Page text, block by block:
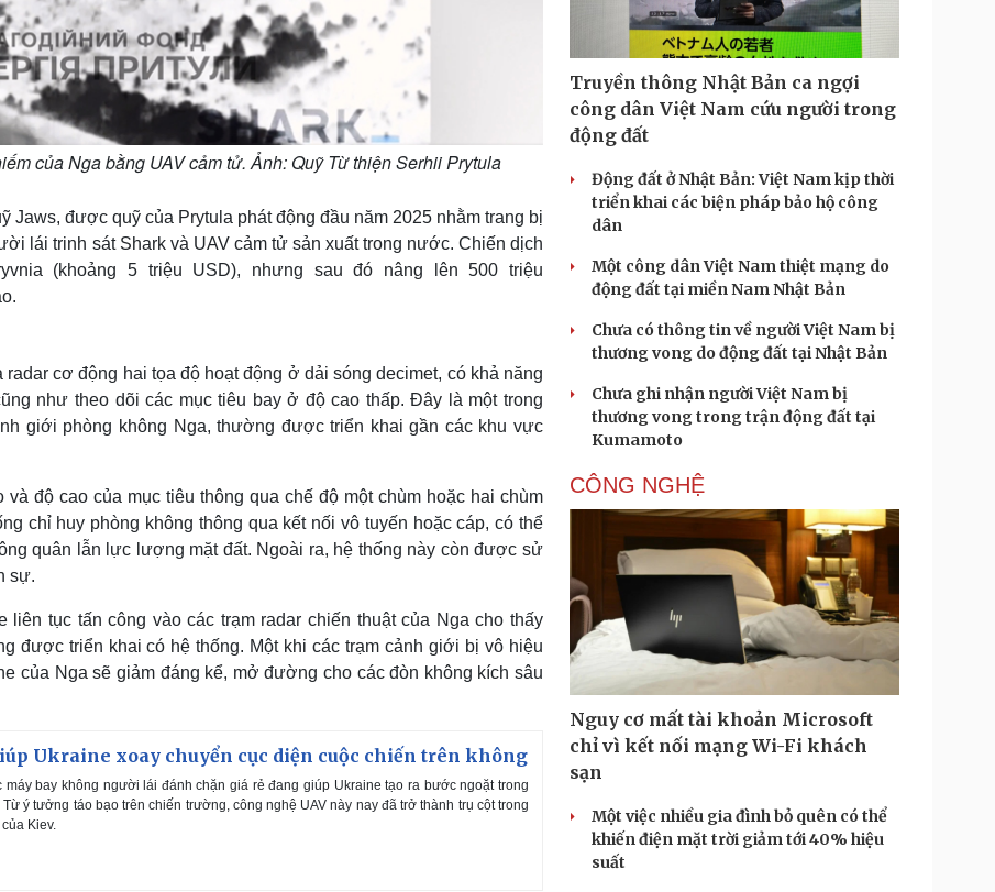
của Nga bằng UAV cảm tử. Ảnh: Quỹ Từ thiện Serhii Prytula
Jaws, được quỹ của Prytula phát động đầu năm 2025 nhằm trang bị
lái trinh sát Shark và UAV cảm tử sản xuất trong nước. Chiến dịch
(khoảng 5 triệu USD), nhưng sau đó nâng lên 500 triệu
cơ động hai tọa độ hoạt động ở dải sóng decimet, có khả năng
như theo dõi các mục tiêu bay ở độ cao thấp. Đây là một trong
giới phòng không Nga, thường được triển khai gần các khu vực
độ cao của mục tiêu thông qua chế độ một chùm hoặc hai chùm
chỉ huy phòng không thông qua kết nối vô tuyến hoặc cáp, có thể
quân lẫn lực lượng mặt đất. Ngoài ra, hệ thống này còn được sử
sự.
tục tấn công vào các trạm radar chiến thuật của Nga cho thấy
được triển khai có hệ thống. Một khi các trạm cảnh giới bị vô hiệu
của Nga sẽ giảm đáng kể, mở đường cho các đòn không kích sâu
Ukraine xoay chuyển cục diện cuộc chiến trên không
máy bay không người lái đánh chặn giá rẻ đang giúp Ukraine tạo ra bước ngoặt trong
ý tưởng táo bạo trên chiến trường, công nghệ UAV này nay đã trở thành trụ cột trong
Kiev.
Truyền thông Nhật Bản ca ngợi
công dân Việt Nam cứu người trong
động đất
Động đất ở Nhật Bản: Việt Nam kịp thời
triển khai các biện pháp bảo hộ công
dân
Một công dân Việt Nam thiệt mạng do
động đất tại miền Nam Nhật Bản
Chưa có thông tin về người Việt Nam bị
thương vong do động đất tại Nhật Bản
Chưa ghi nhận người Việt Nam bị
thương vong trong trận động đất tại
Kumamoto
CÔNG NGHỆ
Nguy cơ mất tài khoản Microsoft
chỉ vì kết nối mạng Wi-Fi khách
sạn
Một việc nhiều gia đình bỏ quên có thể
khiến điện mặt trời giảm tới 40% hiệu
suất